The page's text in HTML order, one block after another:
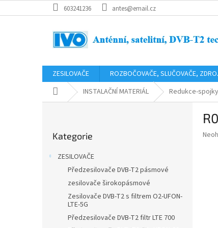
na
603241236 antes@email.cz
ZESILOVAČE ROZBOČOVAČE, SLUČOVAČE,
Domů INSTALAČNÍ MATERIÁL Redukce-spojky
kategorie
Kategorie
ZESILOVAČE
Předzesilovače DVB-T2 pásmové
zesilovače širokopásmové
Zesilovače DVB-T2 s filtrem O2-UFON-
LTE-5G
Předzesilovače DVB-T2 filtr LTE 700